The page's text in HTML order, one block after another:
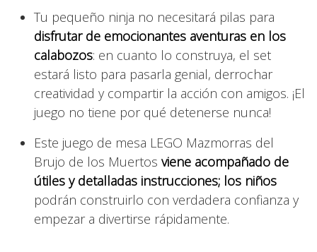
Tu pequeño ninja no necesitará pilas para
disfrutar de emocionantes aventuras en los
calabozos: en cuanto lo construya, el set
estará listo para pasarla genial, derrochar
creatividad y compartir la acción con amigos. ¡El
juego no tiene por qué detenerse nunca!
Este juego de mesa LEGO Mazmorras del
Brujo de los Muertos viene acompañado de
útiles y detalladas instrucciones; los niños
podrán construirlo con verdadera confianza y
empezar a divertirse rápidamente.